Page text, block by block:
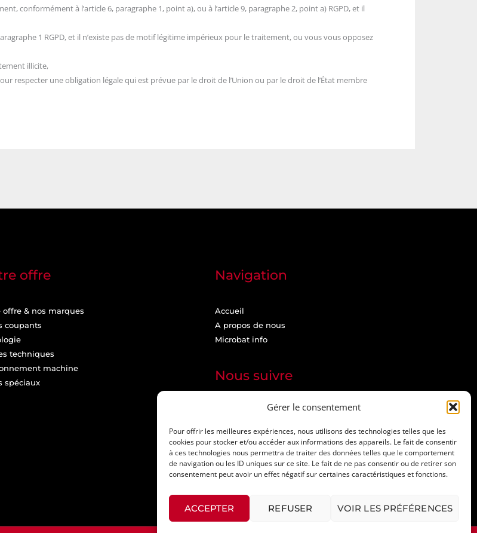
Gérer le consentement
Pour offrir les meilleures expériences, nous utilisons des technologies telles que les
cookies pour stocker et/ou accéder aux informations des appareils. Le fait de consentir
à ces technologies nous permettra de traiter des données telles que le comportement
de navigation ou les ID uniques sur ce site. Le fait de ne pas consentir ou de retirer son
consentement peut avoir un effet négatif sur certaines caractéristiques et fonctions.
ACCEPTER REFUSER VOIR LES PRÉFÉRENCES
conformément à l’article 6, paragraphe 1, point a), ou à l’article 9, paragraphe 2, point a) RGPD, et il
1 RGPD, et il n’existe pas de motif légitime impérieux pour le traitement, ou vous vous opposez
illicite,
respecter une obligation légale qui est prévue par le droit de l’Union ou par le droit de l’État membre
offre
offre & nos marques
coupants
techniques
machine
spéciaux
Navigation
Accueil
A propos de nous
Microbat info
Nous suivre